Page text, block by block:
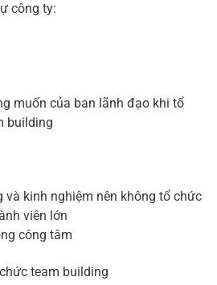
công ty:
muốn của ban lãnh đạo khi tổ
building
và kinh nghiệm nên không tổ chức
viên lớn
công tâm
team building